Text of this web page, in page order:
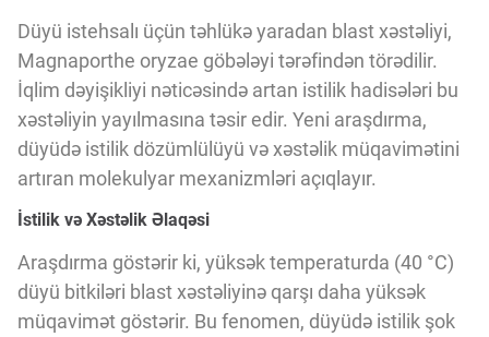
İSTIFADƏ ŞƏRTLƏRİ
MƏXFİLİK SİYASƏTİ
Haqqımızda
Vizyoner Baxışı
Düyü istehsalı üçün təhlükə yaradan blast xəstəliyi,
Magnaporthe oryzae göbələyi tərəfindən törədilir.
İqlim dəyişikliyi nəticəsində artan istilik hadisələri bu
xəstəliyin yayılmasına təsir edir. Yeni araşdırma,
düyüdə istilik dözümlülüyü və xəstəlik müqavimətini
artıran molekulyar mexanizmləri açıqlayır.
İstilik və Xəstəlik Əlaqəsi
Araşdırma göstərir ki, yüksək temperaturda (40 °C)
düyü bitkiləri blast xəstəliyinə qarşı daha yüksək
müqavimət göstərir. Bu fenomen, düyüdə istilik şok